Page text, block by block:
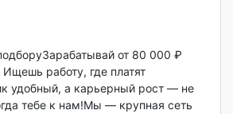
от 80 000 ₽
работу, где платят
удобный, а карьерный рост — не
тебе к нам!Мы — крупная сеть